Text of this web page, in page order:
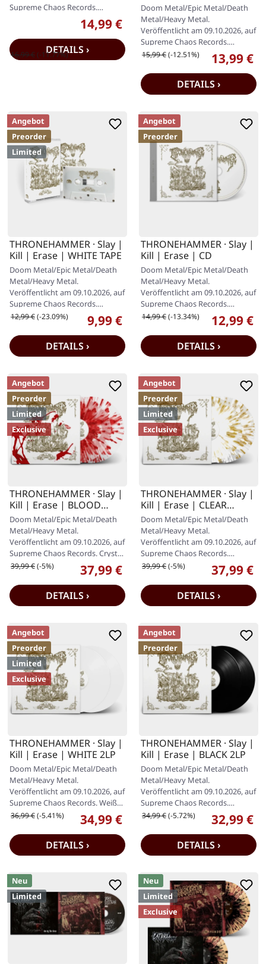
Supreme Chaos Records.
Digipak in limitierter AuflageVerkaufspreis:
14,99 €
Regulärer Preis:
16,99 € (-11.77%)
DETAILS ›
SPLATTER TAPE
Doom Metal/Epic Metal/Death
Metal/Heavy Metal.
Veröffentlicht am 09.10.2026, auf
Supreme Chaos Records.
Limitierte weiße Musik-Kasssette
13,99 €
Regulärer Preis:
15,99 €(-12.51%)
DETAILS ›
Angebot
Preorder
Limited
THRONEHAMMER · Slay |
Kill | Erase | WHITE TAPE
Doom Metal/Epic Metal/Death
Metal/Heavy Metal.
Veröffentlicht am 09.10.2026, auf
Supreme Chaos Records.
Limitierte weiße Musik-KasssetteVerkaufspreis:
9,99 €
Regulärer Preis:
12,99 €(-23.09%)
DETAILS ›
Angebot
Preorder
THRONEHAMMER · Slay |
Kill | Erase | CD
Doom Metal/Epic Metal/Death
Metal/Heavy Metal.
Veröffentlicht am 09.10.2026, auf
Supreme Chaos Records.
Reguläre Jewelcase-Auflage mit
12,99 €
Regulärer Preis:
14,99 €(-13.34%)
DETAILS ›
Angebot
Preorder
Limited
Exclusive
THRONEHAMMER · Slay |
Kill | Erase | BLOOD
SPLATTER 2LP
Doom Metal/Epic Metal/Death
Metal/Heavy Metal.
Veröffentlicht am 09.10.2026, auf
Supreme Chaos Records. Crystal
Clear/Blood Splatter Doppel-Verkaufspreis:
37,99 €
Regulärer Preis:
39,99 €(-5%)
DETAILS ›
Angebot
Preorder
Limited
Exclusive
THRONEHAMMER · Slay |
Kill | Erase | CLEAR
WHITE GOLD 2LP
Doom Metal/Epic Metal/Death
Metal/Heavy Metal.
Veröffentlicht am 09.10.2026, auf
Supreme Chaos Records.
Transparentes Doppel-Vinyl mit
37,99 €
Regulärer Preis:
39,99 €(-5%)
DETAILS ›
Angebot
Preorder
Limited
Exclusive
THRONEHAMMER · Slay |
Kill | Erase | WHITE 2LP
Doom Metal/Epic Metal/Death
Metal/Heavy Metal.
Veröffentlicht am 09.10.2026, auf
Supreme Chaos Records. Weißes
Doppel-Vinyl im Gatefold-Cover
Verkaufspreis:
34,99 €
Regulärer Preis:
36,99 €(-5.41%)
DETAILS ›
Angebot
Preorder
THRONEHAMMER · Slay |
Kill | Erase | BLACK 2LP
Doom Metal/Epic Metal/Death
Metal/Heavy Metal.
Veröffentlicht am 09.10.2026, auf
Supreme Chaos Records.
Schwarzes Doppel-Vinyl im
Gatefold-Cover mit…32,99 €
Regulärer Preis:
34,99 €(-5.72%)
DETAILS ›
Neu
Limited
Neu
Limited
Exclusive